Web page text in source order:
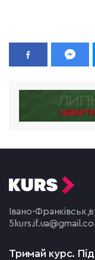
Івано-Франківськ,
5
Тримай курс.